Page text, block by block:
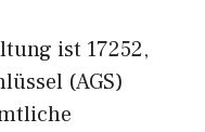
ist 17252,
(AGS)